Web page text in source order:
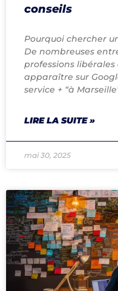
conseils
Pourquoi chercher
De nombreuses
professions
apparaître sur
service + “à
LIRE LA SUITE »
mai 30, 2025